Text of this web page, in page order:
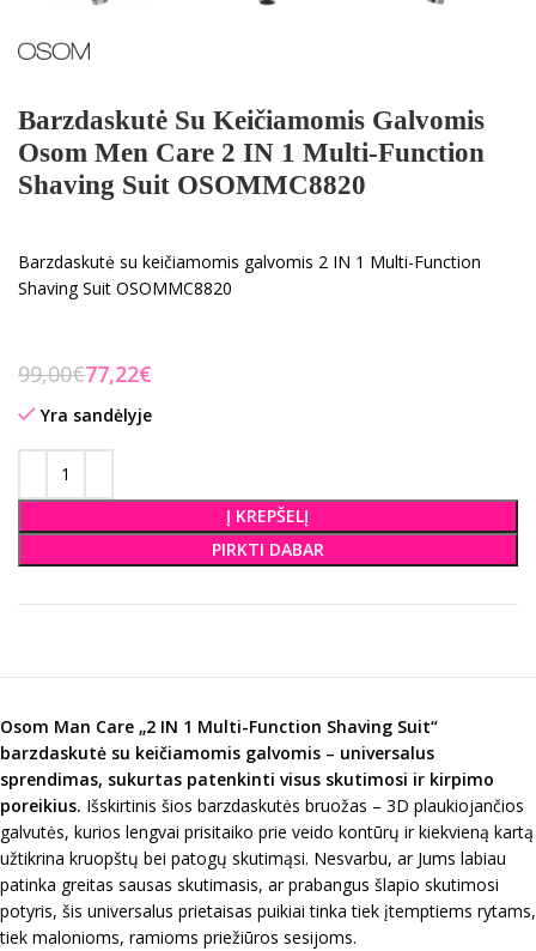
Barzdaskutė Su Keičiamomis Galvomis
Osom Men Care 2 IN 1 Multi-Function
Shaving Suit OSOMMC8820
Barzdaskutė su keičiamomis galvomis 2 IN 1 Multi-Function
Shaving Suit OSOMMC8820
99,00€77,22€
Yra sandėlyje
Į KREPŠELĮ
PIRKTI DABAR
Osom Man Care „2 IN 1 Multi-Function Shaving Suit“
barzdaskutė su keičiamomis galvomis – universalus
sprendimas, sukurtas patenkinti visus skutimosi ir kirpimo
poreikius. Išskirtinis šios barzdaskutės bruožas – 3D plaukiojančios
galvutės, kurios lengvai prisitaiko prie veido kontūrų ir kiekvieną kartą
užtikrina kruopštų bei patogų skutimąsi. Nesvarbu, ar Jums labiau
patinka greitas sausas skutimasis, ar prabangus šlapio skutimosi
potyris, šis universalus prietaisas puikiai tinka tiek įtemptiems rytams,
tiek malonioms, ramioms priežiūros sesijoms.